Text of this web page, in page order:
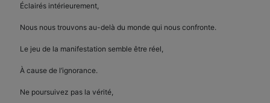
Éclairés intérieurement,
Nous nous trouvons au-delà du monde qui nous confronte.
Le jeu de la manifestation semble être réel,
À cause de l’ignorance.
Ne poursuivez pas la vérité,